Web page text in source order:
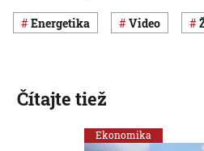
Energetika Video
Čítajte tiež
Ekonomika